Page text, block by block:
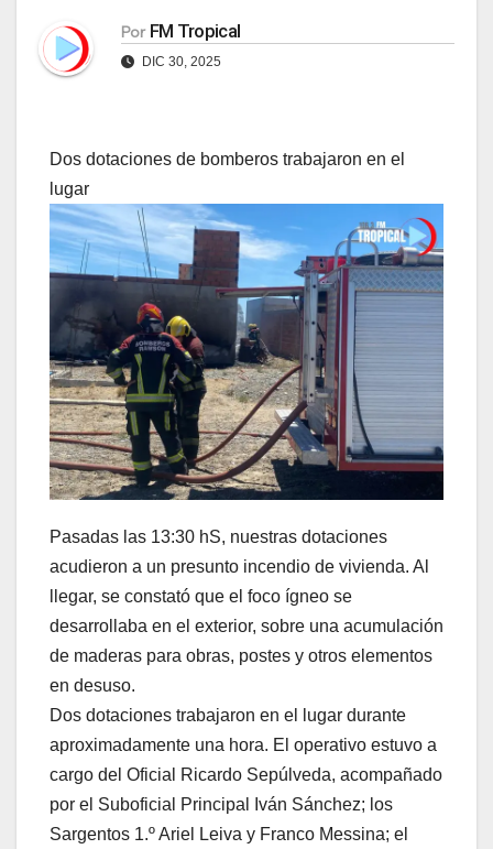
Por FM Tropical
DIC 30, 2025
Dos dotaciones de bomberos trabajaron en el
lugar
Pasadas las 13:30 hS, nuestras dotaciones
acudieron a un presunto incendio de vivienda. Al
llegar, se constató que el foco ígneo se
desarrollaba en el exterior, sobre una acumulación
de maderas para obras, postes y otros elementos
en desuso.
Dos dotaciones trabajaron en el lugar durante
aproximadamente una hora. El operativo estuvo a
cargo del Oficial Ricardo Sepúlveda, acompañado
por el Suboficial Principal Iván Sánchez; los
Sargentos 1.º Ariel Leiva y Franco Messina; el